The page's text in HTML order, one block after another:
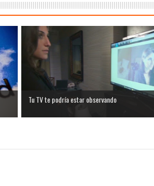
Tu TV te podría estar observando